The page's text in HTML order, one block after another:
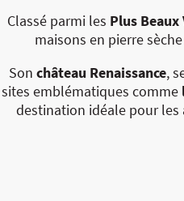
Classé parmi les Plus Beaux
maisons en pierre
Son château Renaissance,
sites emblématiques comme
destination idéale pour les